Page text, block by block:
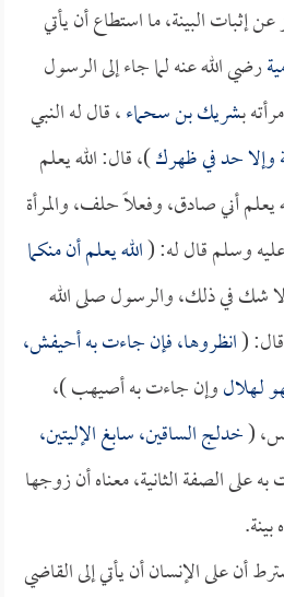
إثبات البينة، ما استطاع أن يأتي
رضي الله عنه لما جاء إلى الرسول
بـشريك بن سحماء، قال له النبي
وإلا حد في ظهرك)، قال: الله يعلم
يعلم أني صادق، وفعلاً حلف، والمرأة
وسلم قال له: (الله يعلم أن منكما
شك في ذلك، والرسول صلى الله
(انظروها، فإن جاءت به أحيفش،
لـهلالوإن جاءت به أصيهب )،
(خدلج الساقين، سابغ الإليتين،
على الصفة الثانية، معناه أن زوجها
أن على الإنسان أن يأتي إلى القاضي